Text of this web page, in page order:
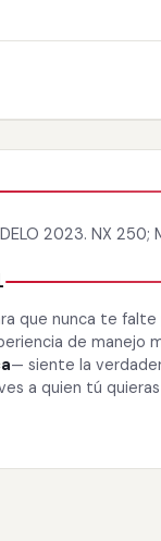
2023. NX 250;
que nunca te
de manejo
— siente la
a quien tú quieras